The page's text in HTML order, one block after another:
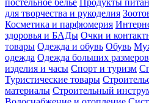
постельное белье Продукты
для творчества и рукоделия
Косметика и парфюмерия
здоровья и БАДы Очки и
товары Одежда и обувь Обувь
одежда Одежда больших размеров
изделия и часы Спорт и туризм
Туристические товары
материалы Строительный